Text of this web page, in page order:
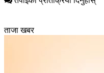
ताजा खबर